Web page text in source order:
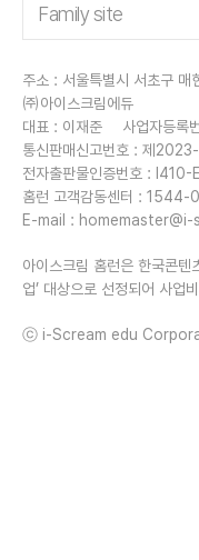
주소 : 서울특별시 서초구
㈜아이스크림에듀
대표 : 이재준
사업자등
통신판매신고번호 : 제
전자출판물인증번호 :
홈런 고객감동센터 : 1544-
E-mail :
아이스크림 홈런은 한국콘텐
업’ 대상으로 선정되어 사업
ⓒ i-Scream edu